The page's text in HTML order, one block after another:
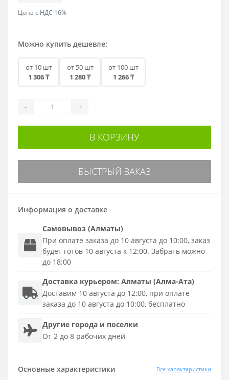
Цена с НДС 16%
Можно купить дешевле:
от 10 шт
1 306 ₸
от 50 шт
1 280 ₸
от 100 шт
1 266 ₸
- +
В КОРЗИНУ
БЫСТРЫЙ ЗАКАЗ
Информация о доставке
Самовывоз (Алматы)
При оплате заказа до 10 августа до 10:00, заказ
будет готов 10 августа к 12:00. Забрать можно
до 18:00
Доставка курьером: Алматы (Алма-Ата)
Доставим 10 августа до 12:00, при оплате
заказа до 10 августа до 10:00, бесплатно
Другие города и поселки
От 2 до 8 рабочих дней
Основные характеристики Все характеристики